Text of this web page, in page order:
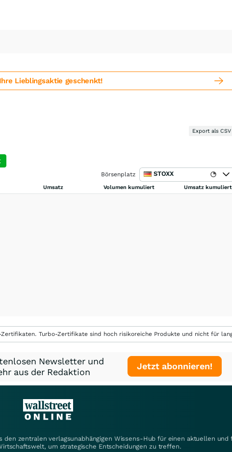
Lieblingsaktie geschenkt!
Export als CSV
Börsenplatz STOXX
Umsatz Volumen kumuliert Umsatz kumuliert
Turbo-Zertifikate sind hoch risikoreiche Produkte und nicht für
Newsletter und
aus der Redaktion
Jetzt abonnieren!
zentralen verlagsunabhängigen Wissens-Hub für einen aktuellen und
um strategische Entscheidungen zu treffen.